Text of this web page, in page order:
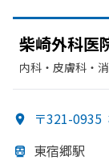
柴崎外科医
内科・​皮膚科・​
〒321-0935
東宿郷駅